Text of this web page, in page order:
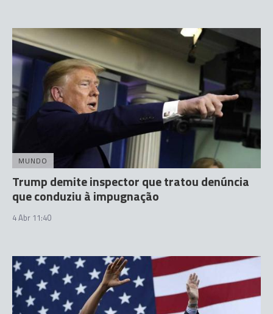
MUNDO
Trump demite inspector que tratou denúncia
que conduziu à impugnação
4 Abr 11:40